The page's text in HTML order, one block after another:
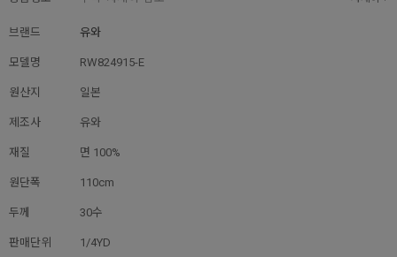
브랜드 유와
모델명 RW824915-E
원산지 일본
제조사 유와
재질 면 100%
원단폭 110cm
두께 30수
판매단위 1/4YD